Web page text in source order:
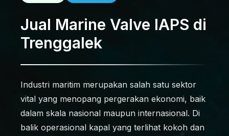
Jual Marine Valve IAPS di
Trenggalek
Industri maritim merupakan salah satu sektor
vital yang menopang pergerakan ekonomi, baik
dalam skala nasional maupun internasional. Di
balik operasional kapal yang terlihat kokoh dan